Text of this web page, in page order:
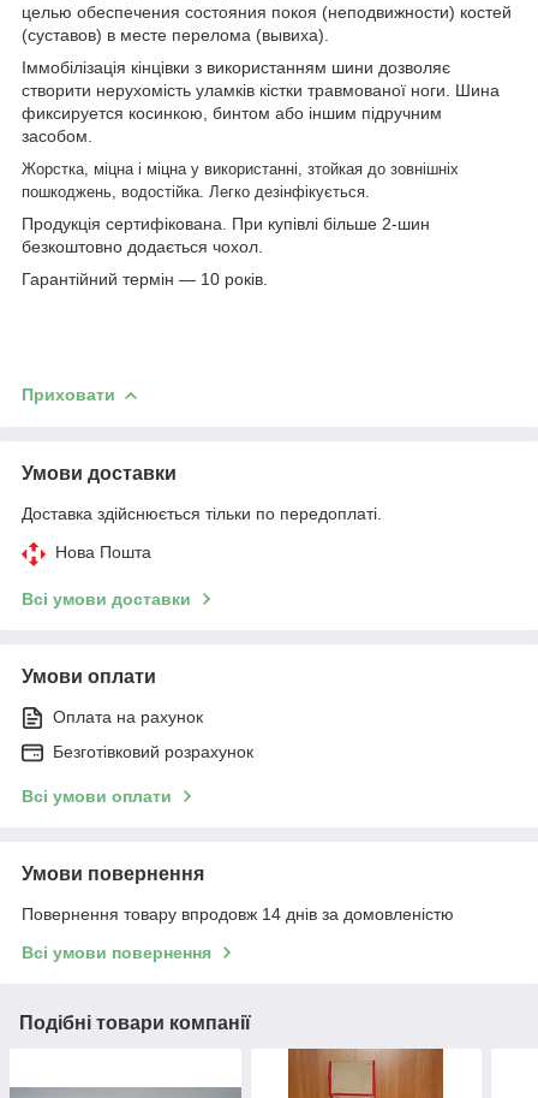
целью обеспечения состояния покоя (неподвижности) костей
(суставов) в месте перелома (вывиха).
Іммобілізація кінцівки з використанням шини дозволяє
створити нерухомість уламків кістки травмованої ноги. Шина
фиксируется косинкою, бинтом або іншим підручним
засобом.
Жорстка, міцна і міцна у використанні, зтойкая до зовнішніх
пошкоджень, водостійка. Легко дезінфікується.
Продукція сертифікована. При купівлі більше 2-шин
безкоштовно додається чохол.
Гарантійний термін ― 10 років.
Приховати
Умови доставки
Доставка здійснюється тільки по передоплаті.
Нова Пошта
Всі умови доставки
Умови оплати
Оплата на рахунок
Безготівковий розрахунок
Всі умови оплати
Умови повернення
Повернення товару впродовж 14 днів за домовленістю
Всі умови повернення
Подібні товари компанії